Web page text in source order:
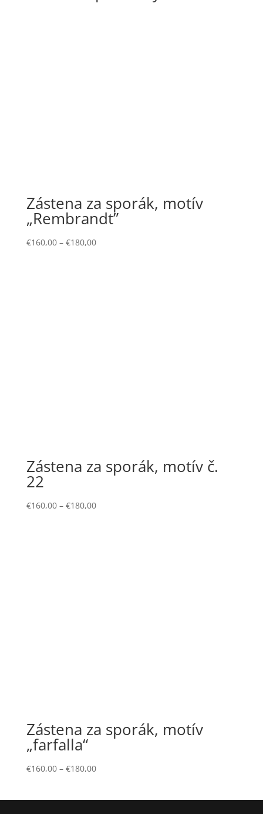
Zástena za sporák, motív
„Rembrandt”
€160,00– €180,00
Zástena za sporák, motív č.
22
€160,00– €180,00
Zástena za sporák, motív
„farfalla“
€160,00– €180,00